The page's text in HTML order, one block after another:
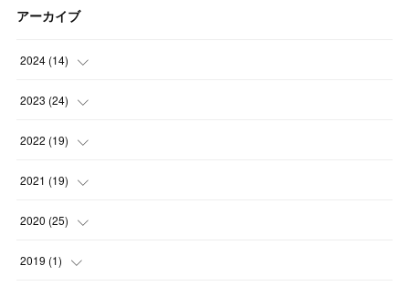
アーカイブ
2024 (14)
(3
(1
(1
(1
2023 (24)
(13 )
(1
(2
(
2022 (19)
(1
(2
(
2021 (19)
(1
( )
2020 (25)
( )
2019 (1)